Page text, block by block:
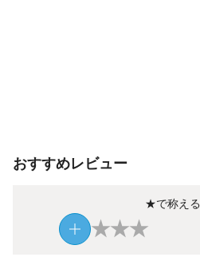
おすすめレビュー
★で称える
★★★